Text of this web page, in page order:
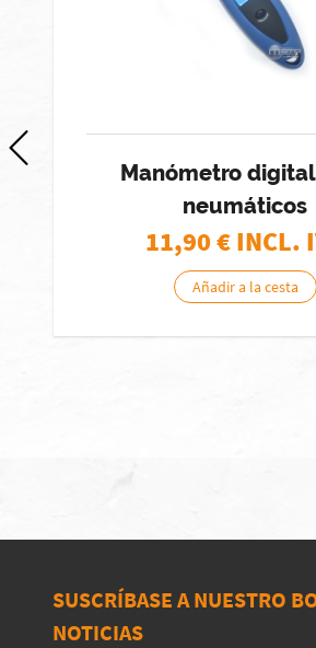
Manómetro
neumáticos
11,90€ INCL.
Añadir a la cesta
SUSCRÍBASE A NUESTRO
NOTICIAS